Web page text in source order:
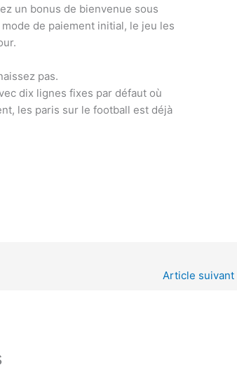
un bonus de bienvenue sous
de paiement initial, le jeu les
pas.
dix lignes fixes par défaut où
les paris sur le football est déjà
Article suivant